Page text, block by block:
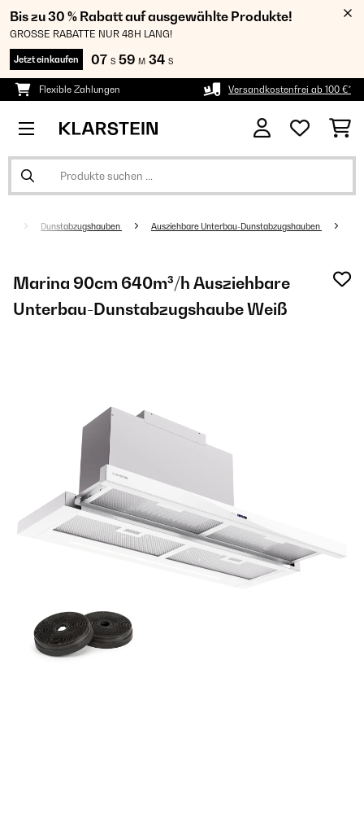
Bis zu 30 % Rabatt auf ausgewählte Produkte!
GROSSE RABATTE NUR 48H LANG!
Jetzt einkaufen 07 S 59 M 33 S
Flexible Zahlungen Versandkostenfrei ab 100 €*
Dunstabzugshauben Ausziehbare Unterbau-Dunstabzugshauben
Marina 90cm 640m³/h Ausziehbare
Unterbau-Dunstabzugshaube Weiß